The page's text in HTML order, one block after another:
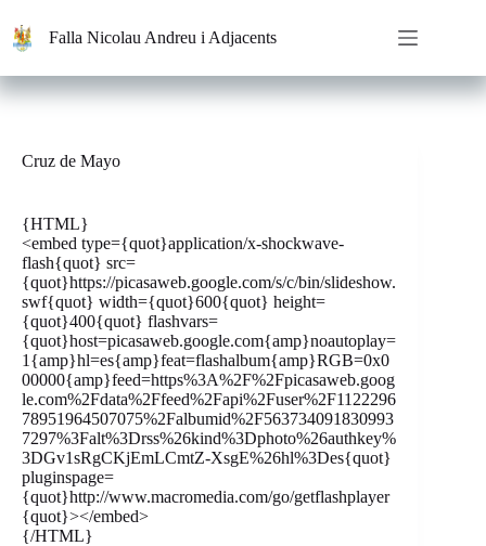
contenido
Falla Nicolau Andreu i Adjacents
Cruz de Mayo
{HTML}
<embed type={quot}application/x-shockwave-
flash{quot} src=
{quot}https://picasaweb.google.com/s/c/bin/slideshow.
swf{quot} width={quot}600{quot} height=
{quot}400{quot} flashvars=
{quot}host=picasaweb.google.com{amp}noautoplay=
1{amp}hl=es{amp}feat=flashalbum{amp}RGB=0x0
00000{amp}feed=https%3A%2F%2Fpicasaweb.goog
le.com%2Fdata%2Ffeed%2Fapi%2Fuser%2F1122296
78951964507075%2Falbumid%2F563734091830993
7297%3Falt%3Drss%26kind%3Dphoto%26authkey%
3DGv1sRgCKjEmLCmtZ-XsgE%26hl%3Des{quot}
pluginspage=
{quot}http://www.macromedia.com/go/getflashplayer
{quot}></embed>
{/HTML}